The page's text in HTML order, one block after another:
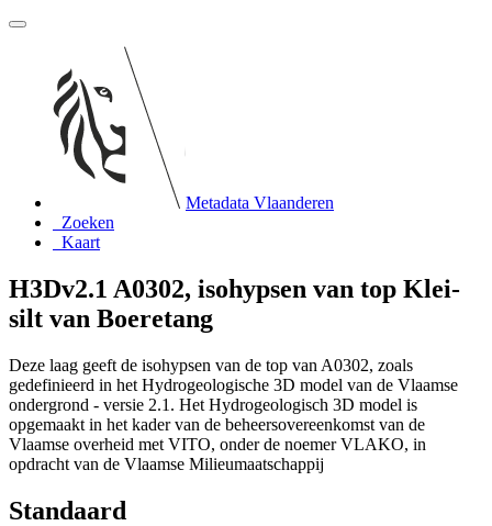
Metadata Vlaanderen
Zoeken
Kaart
H3Dv2.1 A0302, isohypsen van top Klei-
silt van Boeretang
Deze laag geeft de isohypsen van de top van A0302, zoals
gedefinieerd in het Hydrogeologische 3D model van de Vlaamse
ondergrond - versie 2.1. Het Hydrogeologisch 3D model is
opgemaakt in het kader van de beheersovereenkomst van de
Vlaamse overheid met VITO, onder de noemer VLAKO, in
opdracht van de Vlaamse Milieumaatschappij
Standaard